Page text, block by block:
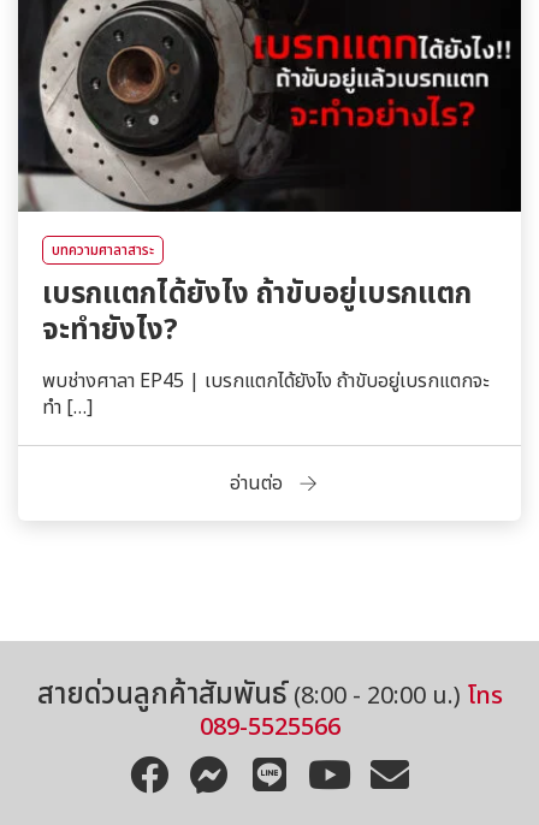
บทความศาลาสาระ
เบรกแตกได้ยังไง ถ้าขับอยู่เบรกแตก
จะทำยังไง?
พบช่างศาลา EP45 | เบรกแตกได้ยังไง ถ้าขับอยู่เบรกแตกจะ
ทำ […]
อ่านต่อ
สายด่วนลูกค้าสัมพันธ์ (8:00 - 20:00 น.) โทร
089-5525566